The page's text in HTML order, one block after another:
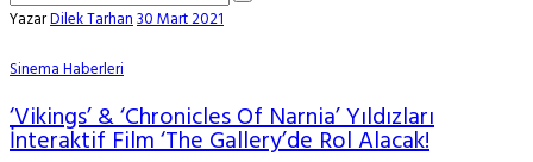
YazarDilek Tarhan30 Mart 2021
Sinema Haberleri
‘Vikings’ & ‘Chronicles Of Narnia’ Yıldızları
İnteraktif Film ‘The Gallery’de Rol Alacak!